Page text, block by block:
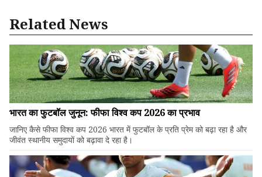
Related News
भारत का फुटबॉल जुनून: फीफा विश्व कप 2026 का प्रभाव
जानिए कैसे फीफा विश्व कप 2026 भारत में फुटबॉल के प्रति प्रेम को बढ़ा रहा है और
जीवंत स्थानीय समुदायों को बढ़ावा दे रहा है।